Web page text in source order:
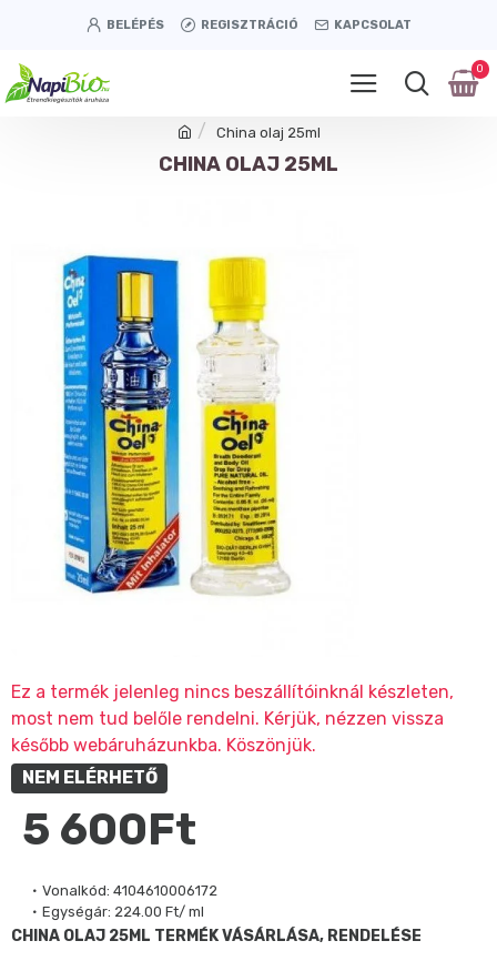
BELÉPÉS REGISZTRÁCIÓ KAPCSOLAT
0
China olaj 25ml
CHINA OLAJ 25ML
Ez a termék jelenleg nincs beszállítóinknál készleten,
most nem tud belőle rendelni. Kérjük, nézzen vissza
később webáruházunkba. Köszönjük.
Vonalkód: 4104610006172
Egységár: 224.00 Ft/ ml
NEM ELÉRHETŐ
5 600Ft
CHINA OLAJ 25ML TERMÉK VÁSÁRLÁSA, RENDELÉSE